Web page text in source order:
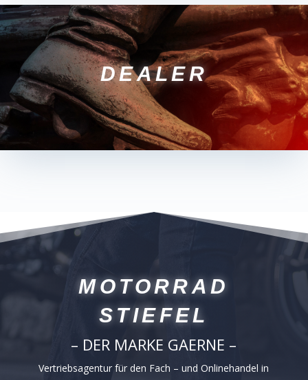
DEALER
MOTORRAD
STIEFEL
– DER MARKE GAERNE –
Vertriebsagentur für den Fach – und Onlinehandel in